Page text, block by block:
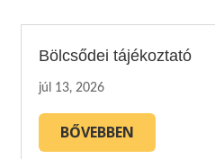
Bölcsődei tájékoztató
júl 13, 2026
BŐVEBBEN